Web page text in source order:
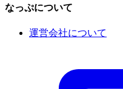
なっぷについて
運営会社について